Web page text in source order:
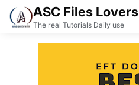
ASC Files Lovers
The real Tutorials Daily use